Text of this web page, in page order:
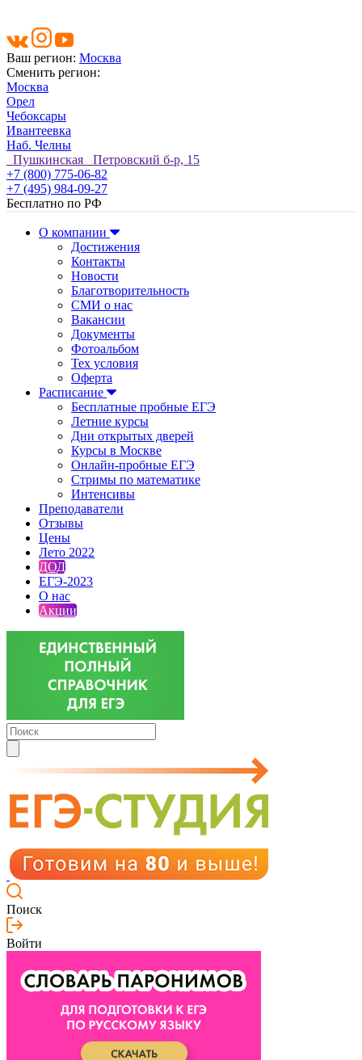
Ваш регион: Москва
Сменить регион:
Москва
Орел
Чебоксары
Ивантеевка
Наб. Челны
Пушкинская Петровский б-р, 15
+7 (800) 775-06-82
+7 (495) 984-09-27
Бесплатно по РФ
О компании
Достижения
Контакты
Новости
Благотворительность
СМИ о нас
Вакансии
Документы
Фотоальбом
Тех условия
Оферта
Расписание
Бесплатные пробные ЕГЭ
Летние курсы
Дни открытых дверей
Курсы в Москве
Онлайн-пробные ЕГЭ
Стримы по математике
Интенсивы
Преподаватели
Отзывы
Цены
Лето 2022
ДОД
ЕГЭ-2023
О нас
Акции
Поиск
Войти